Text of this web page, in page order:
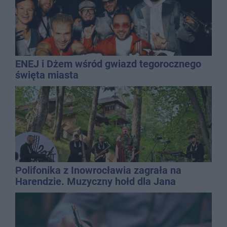
ENEJ i Dżem wśród gwiazd tegorocznego
święta miasta
Polifonika z Inowrocławia zagrała na
Harendzie. Muzyczny hołd dla Jana
Kasprowicza